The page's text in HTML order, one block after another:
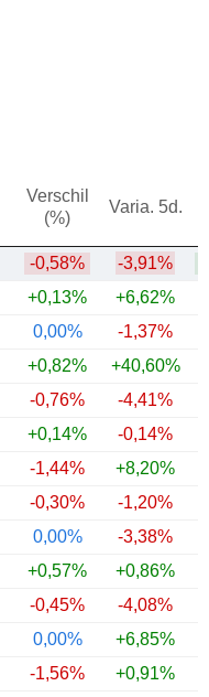
Verschil
(%)
Varia. 5d.
-0,58% -3,91%
+0,13% +6,62%
0,00% -1,37%
+0,82% +40,60%
-0,76% -4,41%
+0,14% -0,14%
-1,44% +8,20%
-0,30% -1,20%
0,00% -3,38%
+0,57% +0,86%
-0,45% -4,08%
0,00% +6,85%
-1,56% +0,91%